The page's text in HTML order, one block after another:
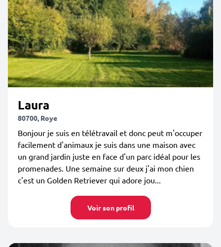
Laura
80700, Roye
Bonjour je suis en télétravail et donc peut m'occuper
facilement d'animaux je suis dans une maison avec
un grand jardin juste en face d'un parc idéal pour les
promenades. Une semaine sur deux j'ai mon chien
c'est un Golden Retriever qui adore jou...
Voir son profil